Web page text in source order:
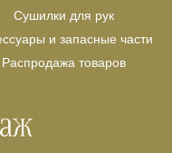
Сушилки для рук
и запасные части
Распродажа товаров